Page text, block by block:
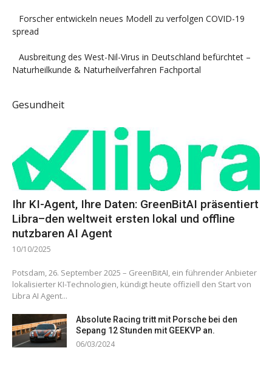
Forscher entwickeln neues Modell zu verfolgen COVID-19
spread
Ausbreitung des West-Nil-Virus in Deutschland befürchtet –
Naturheilkunde & Naturheilverfahren Fachportal
Gesundheit
Ihr KI-Agent, Ihre Daten: GreenBitAI präsentiert
Libra–den weltweit ersten lokal und offline
nutzbaren AI Agent
10/10/2025
Potsdam, 26. September 2025 – GreenBitAI, ein führender Anbieter
lokalisierter KI-Technologien, kündigt heute offiziell den Start von
Libra AI Agent...
Absolute Racing tritt mit Porsche bei den
Sepang 12 Stunden mit GEEKVP an.
06/03/2024